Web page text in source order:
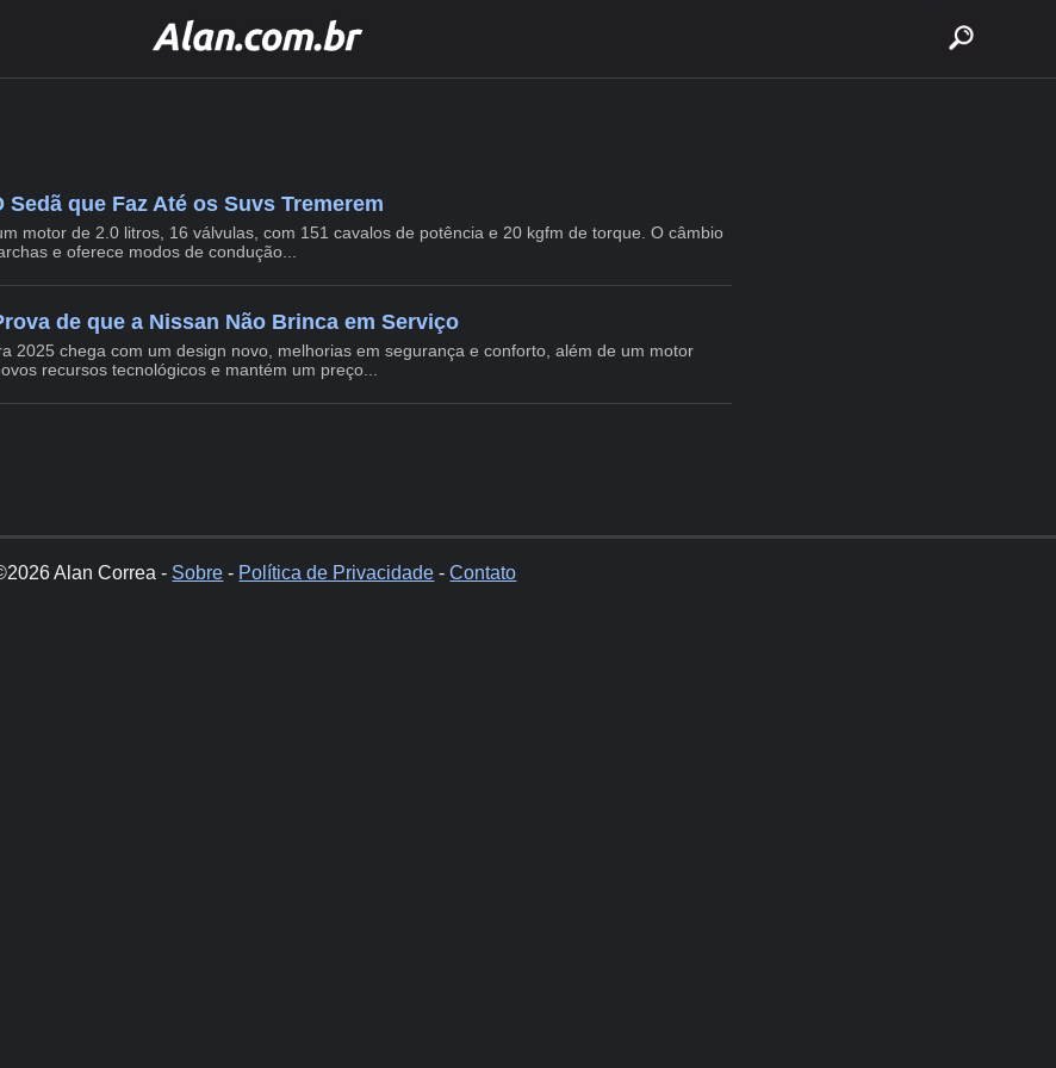
Sedã que Faz Até os Suvs Tremerem
motor de 2.0 litros, 16 válvulas, com 151 cavalos de potência e 20 kgfm de torque. O câmbio
e oferece modos de condução...
de que a Nissan Não Brinca em Serviço
2025 chega com um design novo, melhorias em segurança e conforto, além de um motor
recursos tecnológicos e mantém um preço...
Alan Correa - Sobre - Política de Privacidade -Contato